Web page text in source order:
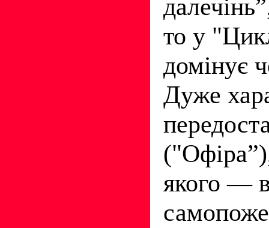
то у
домінує
Дуже
якого —